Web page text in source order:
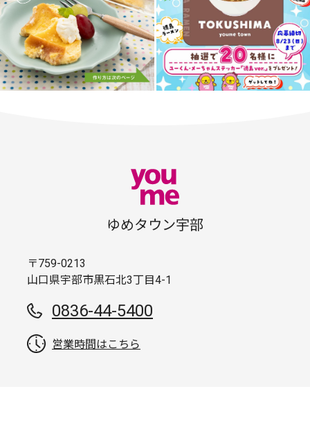
ゆめタウン宇部
〒759-0213
山口県宇部市黒石北3丁目4-1
0836-44-5400
営業時間はこちら